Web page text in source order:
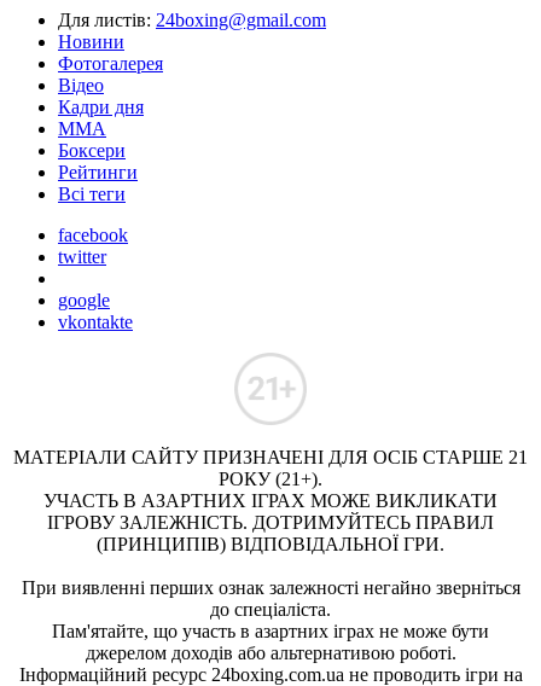
Для листів: 24boxing@gmail.com
Новини
Фотогалерея
Відео
Кадри дня
ММА
Боксери
Рейтинги
Всі теги
facebook
twitter
google
vkontakte
МАТЕРІАЛИ САЙТУ ПРИЗНАЧЕНІ ДЛЯ ОСІБ СТАРШЕ 21
РОКУ (21+).
УЧАСТЬ В АЗАРТНИХ ІГРАХ МОЖЕ ВИКЛИКАТИ
ІГРОВУ ЗАЛЕЖНІСТЬ. ДОТРИМУЙТЕСЬ ПРАВИЛ
(ПРИНЦИПІВ) ВІДПОВІДАЛЬНОЇ ГРИ.
При виявленні перших ознак залежності негайно зверніться
до спеціаліста.
Пам'ятайте, що участь в азартних іграх не може бути
джерелом доходів або альтернативою роботі.
Інформаційний ресурс 24boxing.com.ua не проводить ігри на